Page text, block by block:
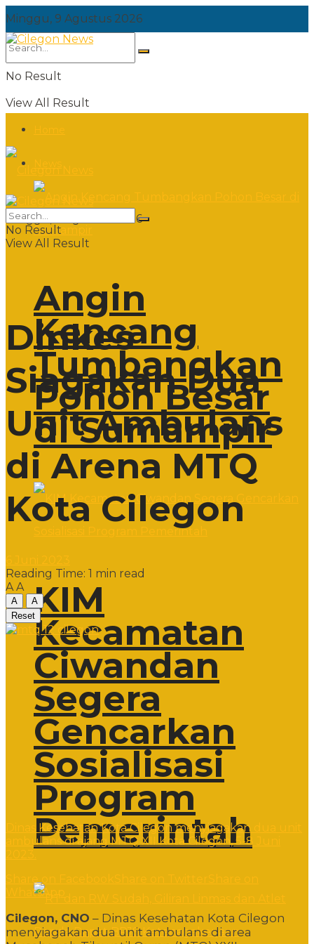
Minggu, 9 Agustus 2026
No Result
View All Result
Angin
Kencang
Tumbangkan
Pohon Besar
di Sumampir
KIM
Kecamatan
Ciwandan
Segera
Gencarkan
Sosialisasi
Program
Pemerintah
Minggu, 9 Agustus 2026
No Result
View All Result
Dinkes
Siagakan Dua
Unit Ambulans
di Arena MTQ
Kota Cilegon
Reading Time: 1 min read
A A
A
A
Reset
Dinas Kesehatan Kota Cilegon menyiagakan dua unit
ambulans di ajang MTQ XII Kota Cilegon, 5-8 Juni
Share on Facebook
WhatsApp
Cilegon, CNO – Dinas Kesehatan Kota Cilegon
menyiagakan dua unit ambulans di area